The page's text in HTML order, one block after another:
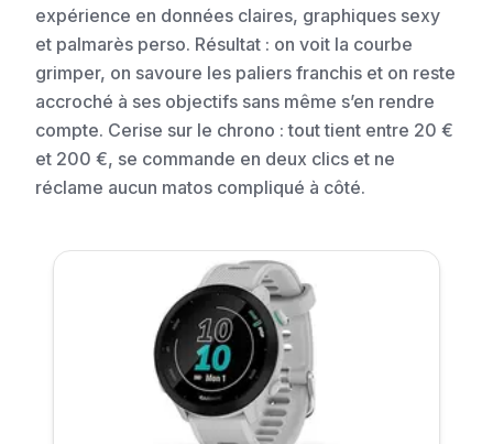
expérience en données claires, graphiques sexy
et palmarès perso. Résultat : on voit la courbe
grimper, on savoure les paliers franchis et on reste
accroché à ses objectifs sans même s’en rendre
compte. Cerise sur le chrono : tout tient entre 20 €
et 200 €, se commande en deux clics et ne
réclame aucun matos compliqué à côté.